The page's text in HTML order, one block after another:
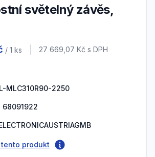
/ 1 ks Cena s DPH
27 669,07 Kč s DPH
L-MLC310R90-2250
68091922
produkt